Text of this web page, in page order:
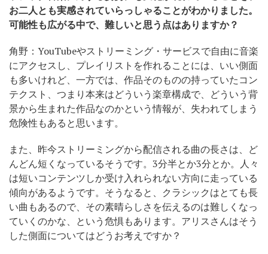
お二人とも実感されていらっしゃることがわかりました。
可能性も広がる中で、難しいと思う点はありますか？
角野：YouTubeやストリーミング・サービスで自由に音楽
にアクセスし、プレイリストを作れることには、いい側面
も多いけれど、一方では、作品そのものの持っていたコン
テクスト、つまり本来はどういう楽章構成で、どういう背
景から生まれた作品なのかという情報が、失われてしまう
危険性もあると思います。
また、昨今ストリーミングから配信される曲の長さは、ど
んどん短くなっているそうです。3分半とか3分とか。人々
は短いコンテンツしか受け入れられない方向に走っている
傾向があるようです。そうなると、クラシックはとても長
い曲もあるので、その素晴らしさを伝えるのは難しくなっ
ていくのかな、という危惧もあります。アリスさんはそう
した側面についてはどうお考えですか？